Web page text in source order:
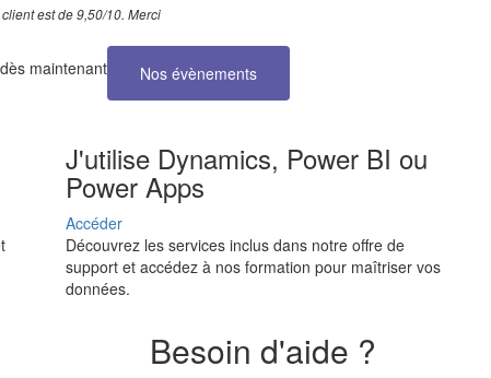
est de 9,50/10. Merci
maintenant Nos évènements
J'utilise Dynamics, Power BI ou
Power Apps
Accéder
Découvrez les services inclus dans notre offre de
support et accédez à nos formation pour maîtriser vos
données.
Besoin d'aide ?